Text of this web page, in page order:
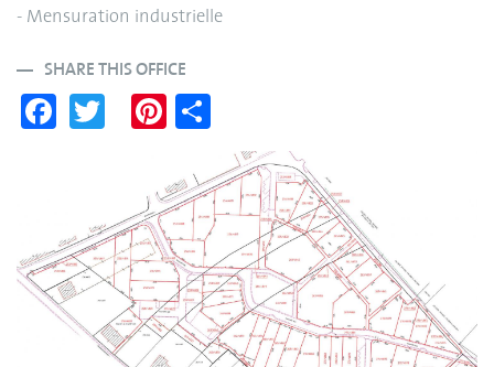
- Mensuration industrielle
SHARE THIS OFFICE
Fa
ce wi
r
Pi
nt
er
es
t
ha
re